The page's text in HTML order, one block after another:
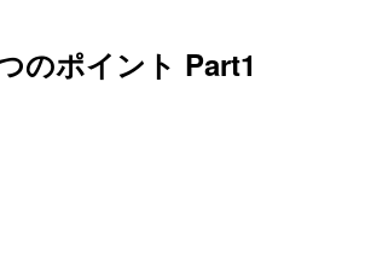
のポイント Part1